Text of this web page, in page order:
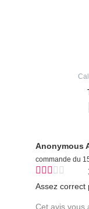
Anonymous
commande du
Assez correct
Cet avis vous